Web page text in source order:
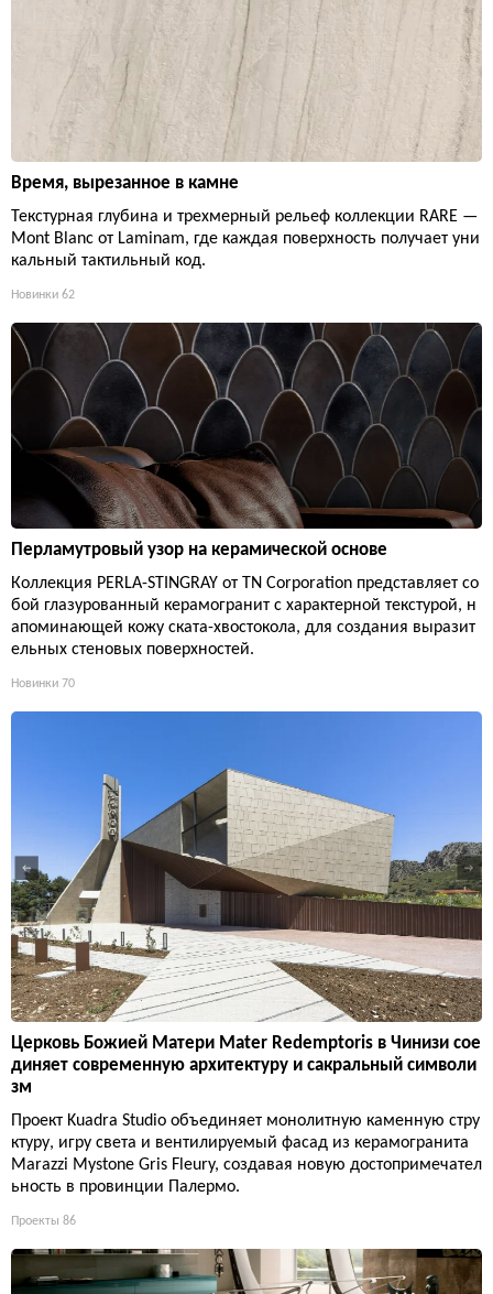
Время, вырезанное в камне
Текстурная глубина и трехмерный рельеф коллекции RARE —
Mont Blanc от Laminam, где каждая поверхность получает уни
кальный тактильный код.
Новинки 62
Перламутровый узор на керамической основе
Коллекция PERLA-STINGRAY от TN Corporation представляет со
бой глазурованный керамогранит с характерной текстурой, н
апоминающей кожу ската-хвостокола, для создания выразит
ельных стеновых поверхностей.
Новинки 70
Церковь Божией Матери Mater Redemptoris в Чинизи сое
диняет современную архитектуру и сакральный символи
зм
Проект Kuadra Studio объединяет монолитную каменную стру
ктуру, игру света и вентилируемый фасад из керамогранита
Marazzi Mystone Gris Fleury, создавая новую достопримечател
ьность в провинции Палермо.
Проекты 86